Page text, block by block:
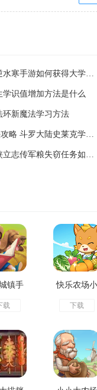
逆水寒手游大学生称号获取方法 逆水寒手游如何获得大学生称号
识值增加方法是什么
新魔法学习方法
斗罗大陆史莱克学院大地之王打法攻略 斗罗大陆史莱克学院大地之王怎么打
大侠立志传军粮失窃任务攻略 大侠立志传军粮失窃任务如何做
镇手
载
快乐农场小
下载